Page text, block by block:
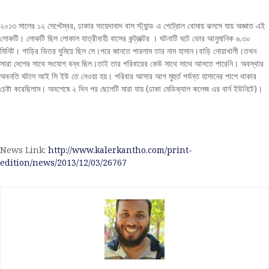
২০১৩ সালের ১২ সেপ্টেম্বর, ঢাকার সায়েদাবাদ বাস স্ট্যান্ড এ পেট্রোল বোমায় ঝলসে যায় অজ্ঞাত এই
লোকটি। লোকটি ছিল লোকাল যাত্রীবাহী বাসের কন্ট্রাক্টর । ঘটনাটি ঘটে ভোর আনুমানিক ৬.৩০
মিনিট। গাড়ির ভিতর ঘুমিয়ে ছিল সে।পরে জানতে পারলাম তার নাম হাসান।বাড়ি নোয়াখালী।তখন
সারা দেশের সাথে সংযোগ বন্ধ ছিল।তাই তার পরিবারের কেউ সাথে সাথে আসতে পারেনি। অবস্থার
অবনতি ঘটলে আই সি ইউ তে নেওয়া হয়। পরিবার আসার আগ মুহুর্ত পর্যন্ত হাসানের পাশে থাকার
চেষ্টা করেছিলাম। অবশেষে ২ দিন পর ছেলেটি মারা যায় (ঢাকা মেডিক্যাল কলেজ এর বার্ন ইউনিটে)।
News Link: http://www.kalerkantho.com/print-
edition/news/2013/12/03/26767